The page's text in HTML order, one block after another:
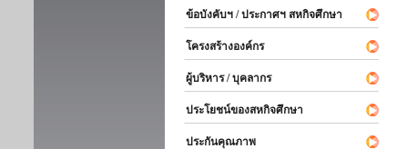
ข้อบังคับฯ / ประกาศฯ สหกิจศึกษา
โครงสร้างองค์กร
ผู้บริหาร / บุคลากร
ประโยชน์ของสหกิจศึกษา
ประกันคุณภาพ